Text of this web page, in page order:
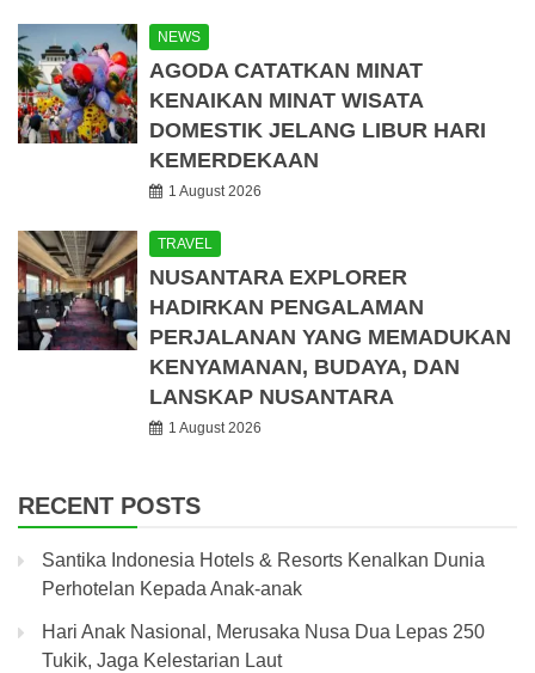
NEWS
AGODA CATATKAN MINAT
KENAIKAN MINAT WISATA
DOMESTIK JELANG LIBUR HARI
KEMERDEKAAN
1 August 2026
TRAVEL
NUSANTARA EXPLORER
HADIRKAN PENGALAMAN
PERJALANAN YANG MEMADUKAN
KENYAMANAN, BUDAYA, DAN
LANSKAP NUSANTARA
1 August 2026
RECENT POSTS
Santika Indonesia Hotels & Resorts Kenalkan Dunia
Perhotelan Kepada Anak-anak
Hari Anak Nasional, Merusaka Nusa Dua Lepas 250
Tukik, Jaga Kelestarian Laut